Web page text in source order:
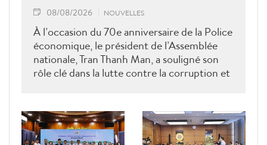
08/08/2026 NOUVELLES
À l’occasion du 70e anniversaire de la Police
économique, le président de l’Assemblée
nationale, Tran Thanh Man, a souligné son
rôle clé dans la lutte contre la corruption et